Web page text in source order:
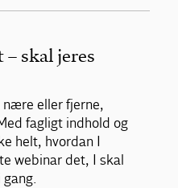
skal jeres
eller fjerne,
fagligt indhold og
helt, hvordan I
webinar det, I skal